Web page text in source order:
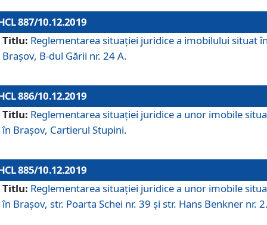
887/10.12.2019
Titlu: Reglementarea situației juridice a imobilului situat
Brașov, B-dul Gării nr. 24 A.
886/10.12.2019
Titlu: Reglementarea situaţiei juridice a unor imobile
în Braşov, Cartierul Stupini.
885/10.12.2019
Titlu: Reglementarea situației juridice a unor imobile
în Brașov, str. Poarta Schei nr. 39 și str. Hans Benkner nr.